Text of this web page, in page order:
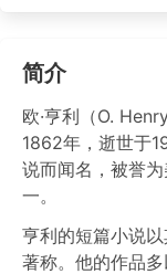
简介
欧·亨利（O.
1862年，逝世于
说而闻名，被誉
一。
亨利的短篇小说
著称。他的作品